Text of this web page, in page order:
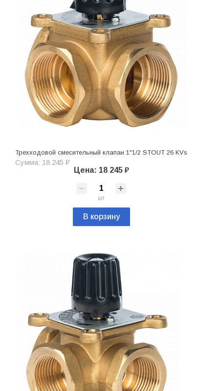
Трехходовой смесительный клапан 1"1/2 STOUT 26 KVs
Сумма: 18 245 ₽
Цена: 18 245 ₽
шт
В корзину